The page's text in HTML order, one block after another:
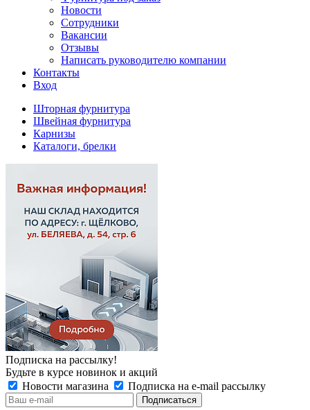
Новости
Сотрудники
Вакансии
Отзывы
Написать руководителю компании
Контакты
Вход
Шторная фурнитура
Швейная фурнитура
Карнизы
Каталоги, брелки
Подписка на рассылку!
Будьте в курсе новинок и акций
Новости магазина
Подписка на e-mail рассылку